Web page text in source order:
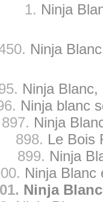
1. Ninja
Ninja
Ninja
Ninja blanc
897. Ninja
898. Le Bois
899. Ninja
Ninja Blanc
Ninja